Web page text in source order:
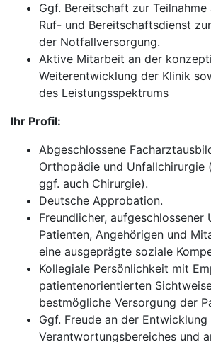
Ggf. Bereitschaft zur
Ruf- und Bereitschaftsdienst
der Notfallversorgung.
Aktive Mitarbeit an der
Weiterentwicklung der Klinik
des Leistungsspektrums
Ihr Profil:
Abgeschlossene
Orthopädie und Unfallchirurgie
ggf. auch Chirurgie).
Deutsche Approbation.
Freundlicher, aufgeschlossener
Patienten, Angehörigen und
eine ausgeprägte soziale
Kollegiale Persönlichkeit mit
patientenorientierten
bestmögliche Versorgung der
Ggf. Freude an der Entwicklung
Verantwortungsbereiches und